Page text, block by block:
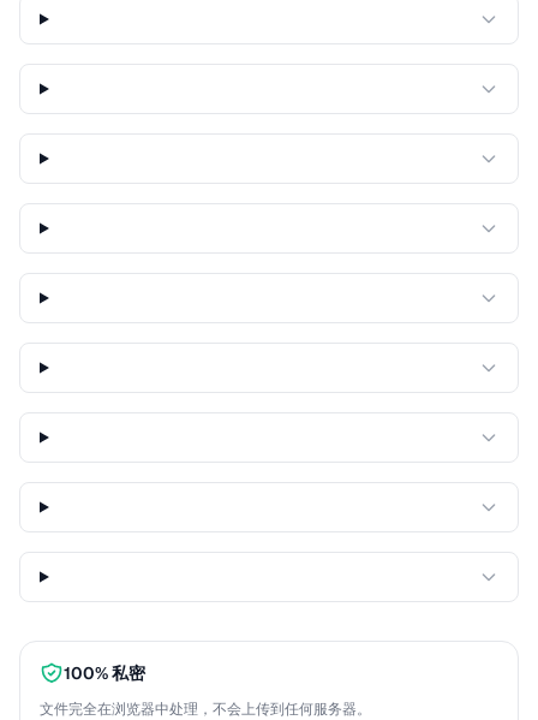
100% 私密
文件完全在浏览器中处理，不会上传到任何服务器。